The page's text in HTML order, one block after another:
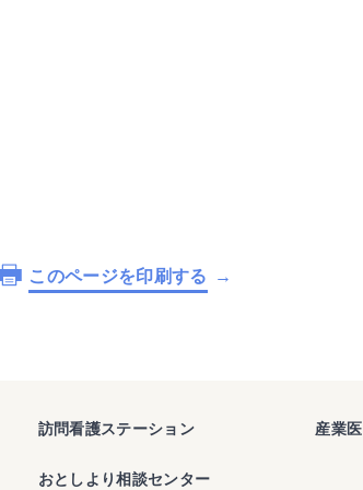
このページを印刷する
訪問看護ステーション
おとしより相談センター
産業